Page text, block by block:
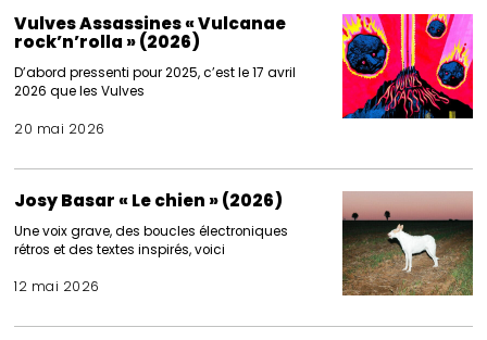
Vulves Assassines « Vulcanae
rock’n’rolla » (2026)
D’abord pressenti pour 2025, c’est le 17 avril
2026 que les Vulves
20 mai 2026
Josy Basar « Le chien » (2026)
Une voix grave, des boucles électroniques
rétros et des textes inspirés, voici
12 mai 2026